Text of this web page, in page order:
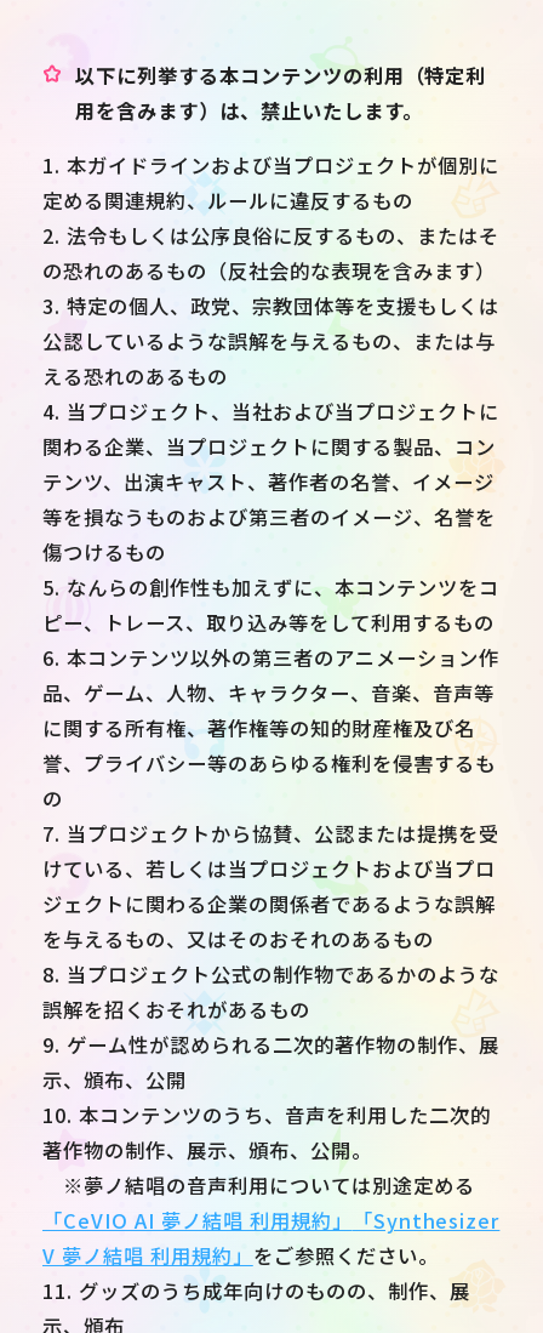
以下に列挙する本コンテンツの利用（特定利
用を含みます）は、禁止いたします。
1. 本ガイドラインおよび当プロジェクトが個別に
定める関連規約、ルールに違反するもの
2. 法令もしくは公序良俗に反するもの、またはそ
の恐れのあるもの（反社会的な表現を含みます）
3. 特定の個人、政党、宗教団体等を支援もしくは
公認しているような誤解を与えるもの、または与
える恐れのあるもの
4. 当プロジェクト、当社および当プロジェクトに
関わる企業、当プロジェクトに関する製品、コン
テンツ、出演キャスト、著作者の名誉、イメージ
等を損なうものおよび第三者のイメージ、名誉を
傷つけるもの
5. なんらの創作性も加えずに、本コンテンツをコ
ピー、トレース、取り込み等をして利用するもの
6. 本コンテンツ以外の第三者のアニメーション作
品、ゲーム、人物、キャラクター、音楽、音声等
に関する所有権、著作権等の知的財産権及び名
誉、プライバシー等のあらゆる権利を侵害するも
の
7. 当プロジェクトから協賛、公認または提携を受
けている、若しくは当プロジェクトおよび当プロ
ジェクトに関わる企業の関係者であるような誤解
を与えるもの、又はそのおそれのあるもの
8. 当プロジェクト公式の制作物であるかのような
誤解を招くおそれがあるもの
9. ゲーム性が認められる二次的著作物の制作、展
示、頒布、公開
10. 本コンテンツのうち、音声を利用した二次的
著作物の制作、展示、頒布、公開。
※夢ノ結唱の音声利用については別途定める
「CeVIO AI 夢ノ結唱 利用規約」
「Synthesizer
V 夢ノ結唱 利用規約」 をご参照ください。
11. グッズのうち成年向けのものの、制作、展
示、頒布